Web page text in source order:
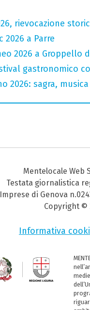
rievocazione
2026 a Parre
2026 a Groppello
gastronomico
2026: sagra,
Mentelocale Web
Testata giornalistica
di Genova
Copyright ©
Informativa